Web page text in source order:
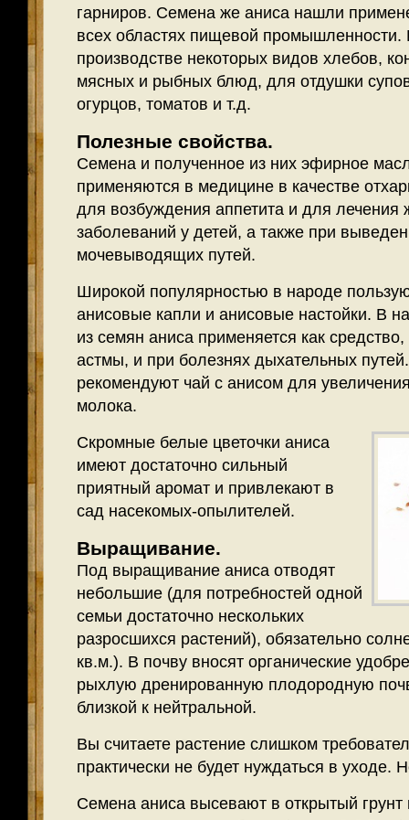
гарниров. Семена же аниса нашли
всех областях пищевой промышленности.
производстве некоторых видов хлебов,
мясных и рыбных блюд, для отдушки
огурцов, томатов и т.д.
Полезные свойства.
Семена и полученное из них эфирное
применяются в медицине в качестве
для возбуждения аппетита и для лечения
заболеваний у детей, а также при
мочевыводящих путей.
Широкой популярностью в народе
анисовые капли и анисовые настойки. В
из семян аниса применяется как
астмы, и при болезнях дыхательных
рекомендуют чай с анисом для
молока.
Скромные белые цветочки аниса
имеют достаточно сильный
приятный аромат и привлекают в
сад насекомых-опылителей.
Выращивание.
Под выращивание аниса отводят
небольшие (для потребностей одной
семьи достаточно нескольких
разросшихся растений), обязательно
кв.м.). В почву вносят органические
рыхлую дренированную плодородную
близкой к нейтральной.
Вы считаете растение слишком
практически не будет нуждаться в уходе.
Семена аниса высевают в открытый